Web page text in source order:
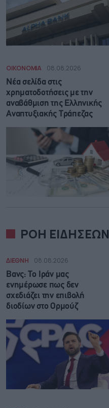
ΟΙΚΟΝΟΜΙΑ 08.08.2026
Νέα σελίδα στις
χρηματοδοτήσεις με την
αναβάθμιση της Ελληνικής
Αναπτυξιακής Τράπεζας
ΡΟΗ ΕΙΔΗΣΕΩΝ
ΔΙΕΘΝΗ 08.08.2026
Βανς: Το Ιράν μας
ενημέρωσε πως δεν
σχεδιάζει την επιβολή
διοδίων στο Ορμούζ